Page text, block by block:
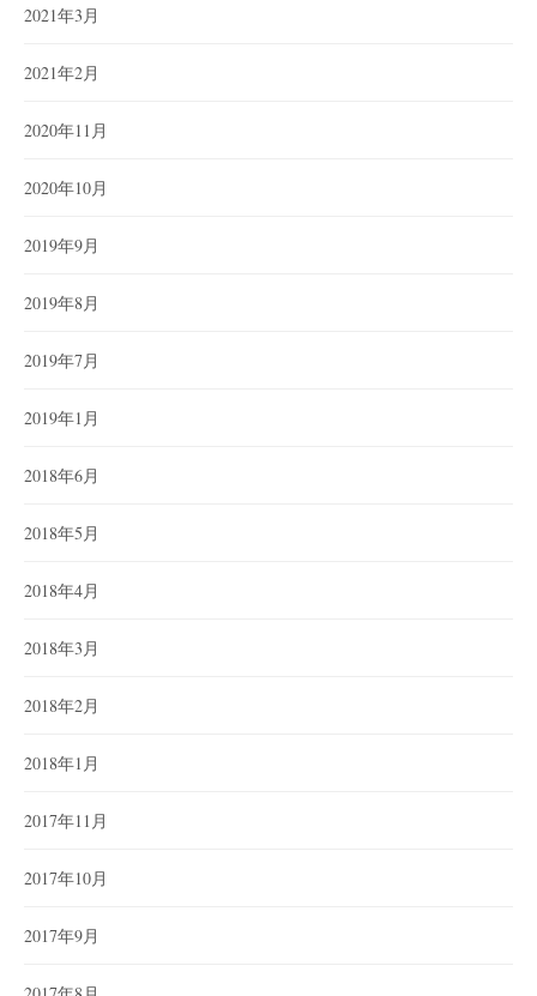
2021年3月
2021年2月
2020年11月
2020年10月
2019年9月
2019年8月
2019年7月
2019年1月
2018年6月
2018年5月
2018年4月
2018年3月
2018年2月
2018年1月
2017年11月
2017年10月
2017年9月